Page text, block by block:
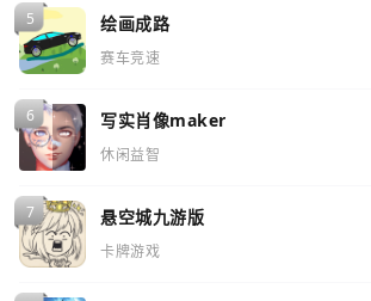
绘画成路
赛车竞速
写实肖像maker
休闲益智
悬空城九游版
卡牌游戏